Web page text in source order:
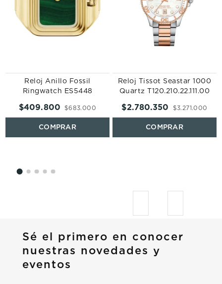
Reloj Anillo Fossil
Ringwatch ES5448
$683.000
$409.800
Reloj Tissot Seastar 1000
Quartz T120.210.22.111.00
$3. 271.000
$2.780.350
Sé el primero en conocer
nuestras novedades y
eventos